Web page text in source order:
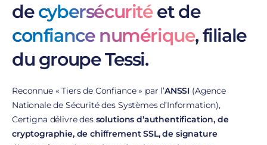
decybersécuritéet de
confiance numérique, filiale
du groupe Tessi.
Reconnue « Tiers de Confiance » par l’ANSSI (Agence
Nationale de Sécurité des Systèmes d’Information),
Certigna délivre des solutions d’authentification, de
cryptographie, de chiffrement SSL, de signature